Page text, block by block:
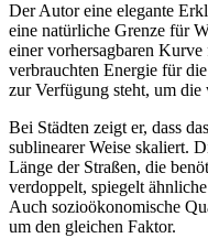
Der Autor eine elegante
eine natürliche Grenze für
einer vorhersagbaren
verbrauchten Energie für
zur Verfügung steht, um
Bei Städten zeigt er, dass
sublinearer Weise skaliert.
Länge der Straßen, die
verdoppelt, spiegelt
Auch sozioökonomische
um den gleichen Faktor.